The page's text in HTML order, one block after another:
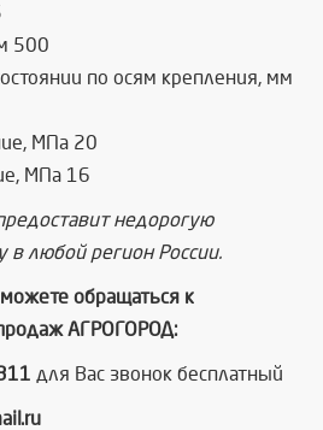
500
по осям крепления, мм
МПа 20
МПа 16
недорогую
в любой регион России.
обращаться к
АГРОГОРОД:
для Вас звонок бесплатный